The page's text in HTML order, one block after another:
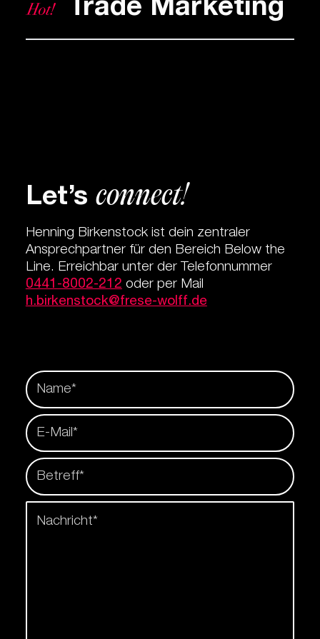
Trade Marketing
­Let’s connect!
Henning Birkenstock ist dein zentraler
Ansprechpartner für den Bereich Below the
Line. Erreichbar unter der Telefonnummer
0441-8002-212 oder per Mail
h.birkenstock@frese-wolff.de